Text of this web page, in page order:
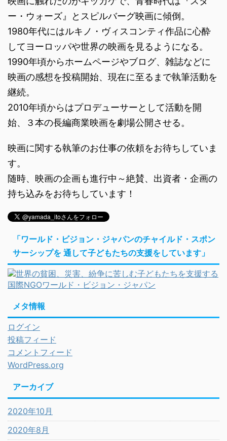
ー・ウォーズ』とスピルバーグ映画に傾倒。
1980年代にはルキノ・ヴィスコンティ作品に心酔
してヨーロッパや世界の映画を見るようになる。
1990年頃からホームページやブログ、雑誌などに
映画の感想を投稿開始、現在に至るまで執筆活動を
継続。
2010年頃からはプロデューサーとして活動を開
始、３本の長編商業映画を劇場公開させる。
映画に関する執筆のお仕事の依頼をお待ちしていま
す。
随時、映画の企画も進行中～絶賛、出資者・企画の
持ち込みをお待ちしています！
「ワールド・ビジョン・ジャパンのチャイルド・スポン
サーシップを 通して子どもたちの支援をしています」
メタ情報
ログイン
投稿フィード
コメントフィード
WordPress.org
アーカイブ
2020年10月
2020年8月